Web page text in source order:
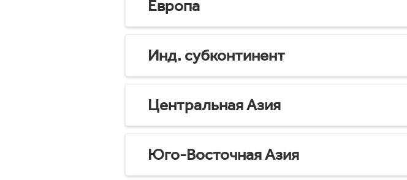
Европа
Инд. субконтинент
Центральная Азия
Юго-Восточная Азия